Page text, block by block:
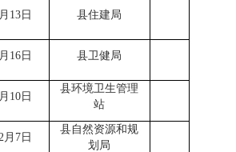
13日 县住建局
16日 县卫健局
10日
县环境卫生管理
站
月 7日
县自然资源和规
划局